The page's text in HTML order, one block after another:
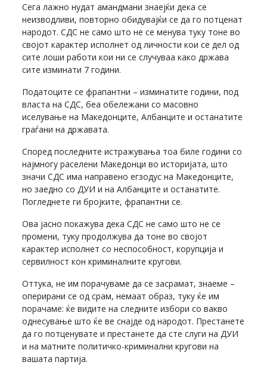
Сега лажно нудат амандмани знаејќи дека се
неизводливи, повторно обидувајќи се да го потценат
народот. СДС не само што не се менува туку тоне во
својот карактер исполнет од личности кои се дел од
сите лоши работи кои ни се случуваа како држава
сите изминати 7 години.
Податоците се фрапантни – изминатите години, под
власта на СДС, беа обележани со масовно
иселување на Македонците, Албанците и останатите
граѓани на државата.
Според последните истражувања тоа биле години со
најмногу раселени Македонци во историјата, што
значи СДС има направено егзодус на Македонците,
но заедно со ДУИ и на Албанците и останатите.
Погледнете ги бројките, фрапантни се.
Ова јасно покажува дека СДС не само што не се
промени, туку продолжува да тоне во својот
карактер исполнет со неспособност, корупција и
сервилност кон криминалните кругови.
Оттука, не им порачуваме да се засрамат, знаеме –
оперирани се од срам, немаат образ, туку ќе им
порачаме: ќе видите на следните избори со вакво
однесување што ќе ве снајде од народот. Престанете
да го потценувате и престанете да сте слуги на ДУИ
и на матните политичко-криминални кругови на
вашата партија.